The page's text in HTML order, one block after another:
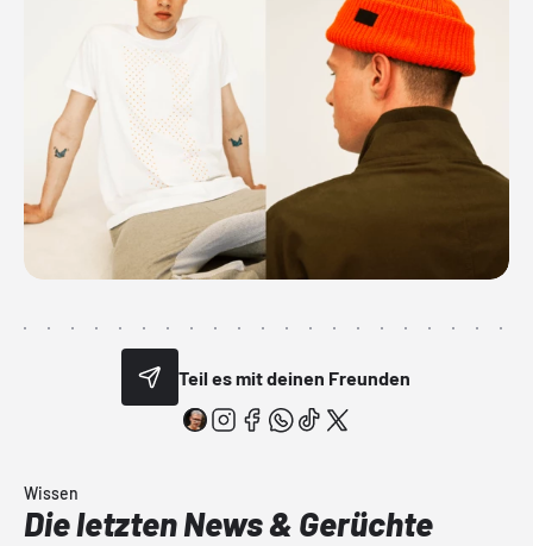
Teil es mit deinen Freunden
Wissen
Die letzten News & Gerüchte